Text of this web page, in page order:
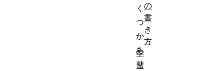
く
つ
か
あ
り
の
書
き
方
学
習